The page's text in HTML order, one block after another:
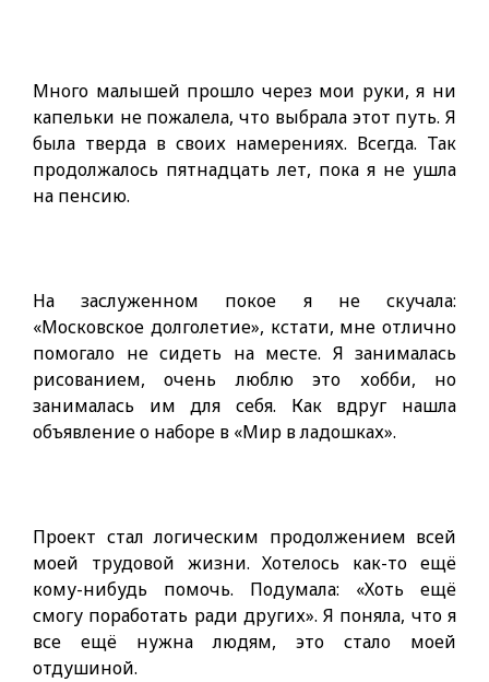
Много малышей прошло через мои руки, я ни
капельки не пожалела, что выбрала этот путь. Я
была тверда в своих намерениях. Всегда. Так
продолжалось пятнадцать лет, пока я не ушла
на пенсию.
На заслуженном покое я не скучала:
«Московское долголетие», кстати, мне отлично
помогало не сидеть на месте. Я занималась
рисованием, очень люблю это хобби, но
занималась им для себя. Как вдруг нашла
объявление о наборе в «Мир в ладошках».
Проект стал логическим продолжением всей
моей трудовой жизни. Хотелось как-то ещё
кому-нибудь помочь. Подумала: «Хоть ещё
смогу поработать ради других». Я поняла, что я
все ещё нужна людям, это стало моей
отдушиной.